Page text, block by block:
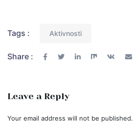
Tags : Aktivnosti
Share :
Leave a Reply
Your email address will not be published.